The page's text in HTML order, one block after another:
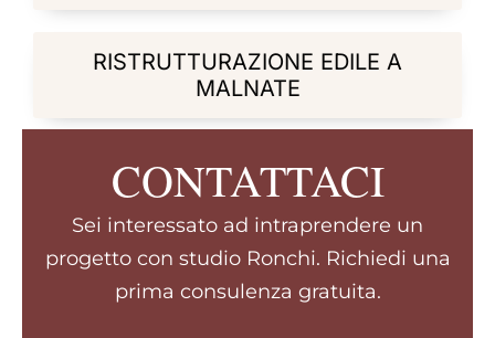
RISTRUTTURAZIONE EDILE A
MALNATE
CONTATTACI
Sei interessato ad intraprendere un
progetto con studio Ronchi. Richiedi una
prima consulenza gratuita.